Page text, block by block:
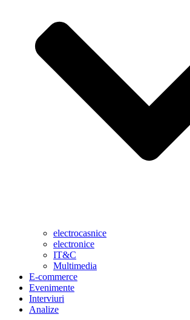
electrocasnice
electronice
IT&C
Multimedia
E-commerce
Evenimente
Interviuri
Analize